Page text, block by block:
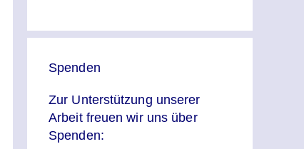
Spenden
Zur Unterstützung unserer
Arbeit freuen wir uns über
Spenden: